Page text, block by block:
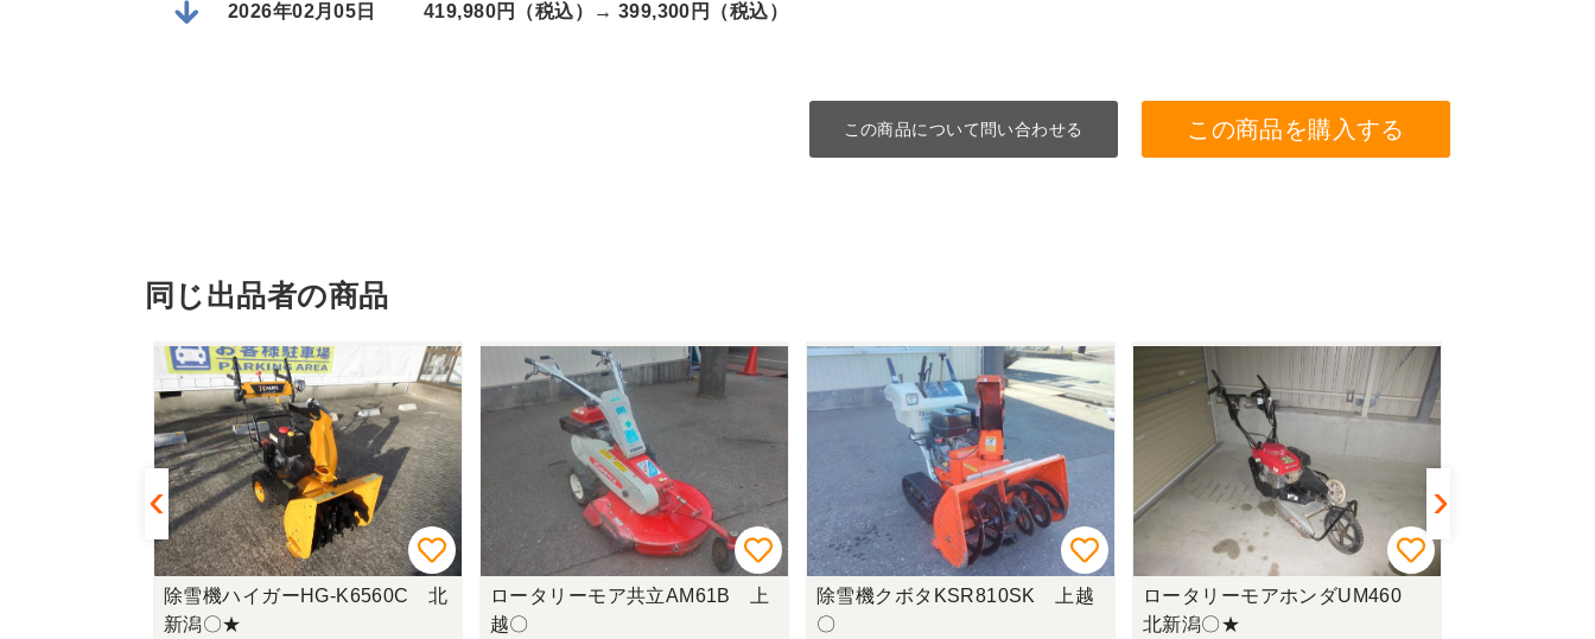
2026年02月05日 419,980円（税込）→ 399,300円（税込）
この商品について問い合わせる この商品を購入する
同じ出品者の商品
除雪機ハイガーHG-K6560C 北
新潟〇★
ロータリーモア共立AM61B 上
越〇
除雪機クボタKSR810SK 上越
〇
ロータリーモアホンダUM460
北新潟〇★